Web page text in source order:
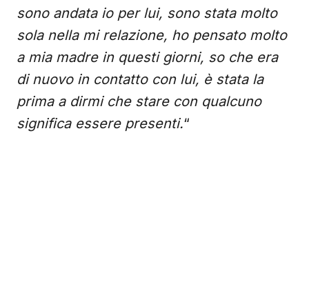
sono andata io per lui, sono stata molto
sola nella mi relazione, ho pensato molto
a mia madre in questi giorni, so che era
di nuovo in contatto con lui, è stata la
prima a dirmi che stare con qualcuno
significa essere presenti.“